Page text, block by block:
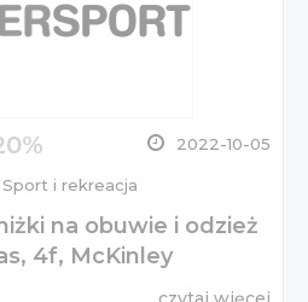
2022-10-05
Sport i rekreacja
na obuwie i odzież
4f, McKinley